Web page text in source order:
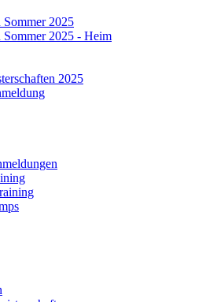
Sommer 2025
Sommer 2025 - Heim
2025